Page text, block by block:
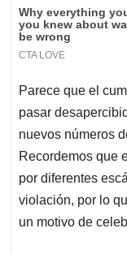
Parece que el
pasar
nuevos números
Recordemos que
por diferentes
violación, por lo
un motivo de